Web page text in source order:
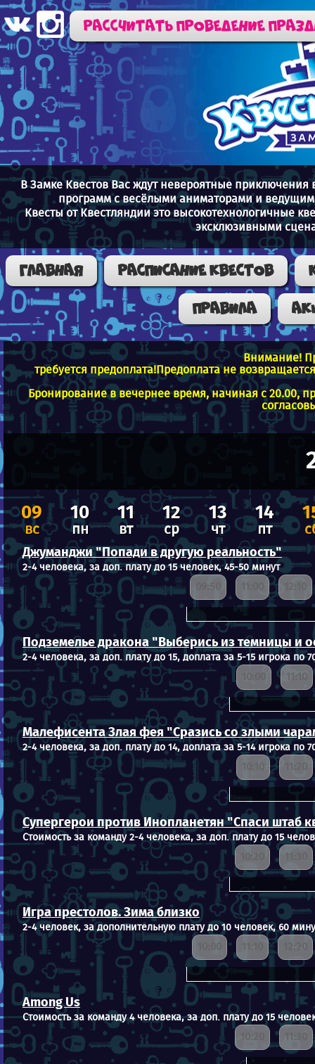
Рассчитать проведение
В Замке Квестов Вас ждут невероятные
программ с весёлыми аниматорами и
Квесты от Квестляндии это высокотехнологичные
эксклюзивными
Главная Расписание квестов
Правила
Внимание!
требуется предоплата!Предоплата не
Бронирование в вечернее время, начиная с 20.00,
09
вс
10
пн
11
вт
12
ср
13
чт
14
пт
Джуманджи "Попади в другую реальность"
2-4 человека, за доп. плату до 15 человек, 45-50 минут
09:50 11:00 12:10
Подземелье дракона "Выберись из темницы и
2-4 человека, за доп. плату до 15, доплата за 5-15 игрока по
10:00 11:10
Малефисента Злая фея "Сразись со злыми
2-4 человека, за доп. плату до 14, доплата за 5-14 игрока по
10:10 11:20
Супергерои против Инопланетян "Спаси штаб
Стоимость за команду 2-4 человека, за доп. плату до 15
10:20 11:30
Игра престолов. Зима близко
2-4 человек, за дополнительную плату до 10 человек, 60
10:00 11:10 12:20
Among Us
Стоимость за команду 4 человека, за доп. плату до 15
10:20 11:30